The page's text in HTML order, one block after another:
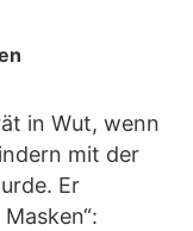
in Wut, wenn
mit der
Er